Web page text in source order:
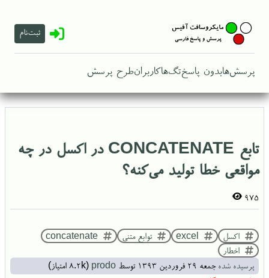
ثبت‌نام
پرسش‌هابدون پاسختگ‌هاکاربرانطرح پرسش
تابع CONCATENATE در اکسل در چه
مواقعی خطا تولید می‌کنه؟
975
اکسل excel توابع متنی
concatenate
اخطار
پرسیده شده جمعه ۲۹ فروردین ۱۳۹۳ توسط prodo
(
8.2k امتیاز)